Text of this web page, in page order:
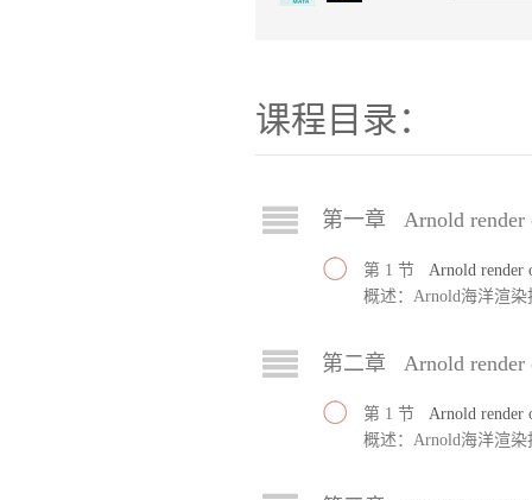
课程目录：
第一章 Arnold render
第 1 节 Arnold render
概述：Arnold海洋渲染
第二章 Arnold render
第 1 节 Arnold render
概述：Arnold海洋渲染